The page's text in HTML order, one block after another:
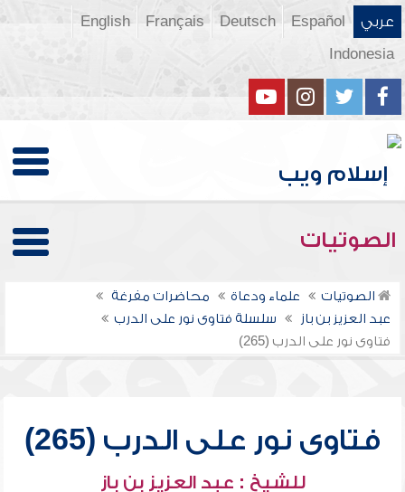
عربي Español
Deutsch
Français
English
Indonesia
الصوتيات
الصوتيات علماء ودعاة
محاضرات مفرغة
عبد العزيز بن باز
سلسلة فتاوى نور على الدرب
فتاوى نور على الدرب (265)
فتاوى نور على الدرب (265)
للشيخ : عبد العزيز بن باز